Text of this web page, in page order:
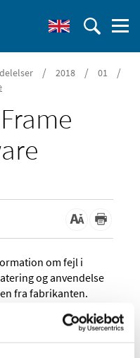
/ 2018 / 01 /
om fejl i
og anvendelse
fra fabrikanten.